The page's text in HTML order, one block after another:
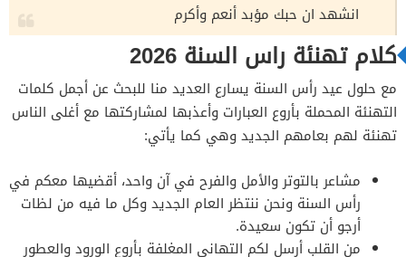
انشهد ان حبك مؤبد أنعم وأكرم
كلام تهنئة راس السنة 2026
مع حلول عيد رأس السنة يسارع العديد منا للبحث عن أجمل كلمات
التهنئة المحملة بأروع العبارات وأعذبها لمشاركتها مع أغلى الناس
تهنئة لهم بعامهم الجديد وهي كما يأتي:
مشاعر بالتوتر والأمل والفرح في آن واحد، أقضيها معكم في
رأس السنة ونحن ننتظر العام الجديد وكل ما فيه من لظات
أرجو أن تكون سعيدة.
من القلب أرسل لكم التهاني المغلفة بأروع الورود والعطور